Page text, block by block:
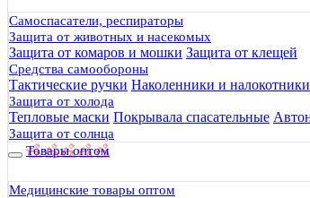
Самоспасатели, респираторы
Защита от животных и насекомых
Защита от комаров и мошки Защита от клещей
Средства самообороны
Тактические ручки Наколенники и налокотники
Защита от холода
Тепловые маски Покрывала спасательные
Защита от солнца
Товары оптом
Медицинские товары оптом